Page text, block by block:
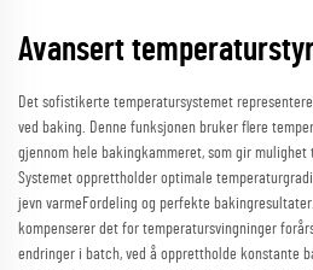
Avansert
Det sofistikerte temperatursystemet
ved baking. Denne funksjonen bruker flere
gjennom hele bakingkammeret, som gir
Systemet opprettholder optimale
jevn varmeFordeling og perfekte
kompenserer det for temperatursvingninger
endringer i batch, ved å opprettholde konstante